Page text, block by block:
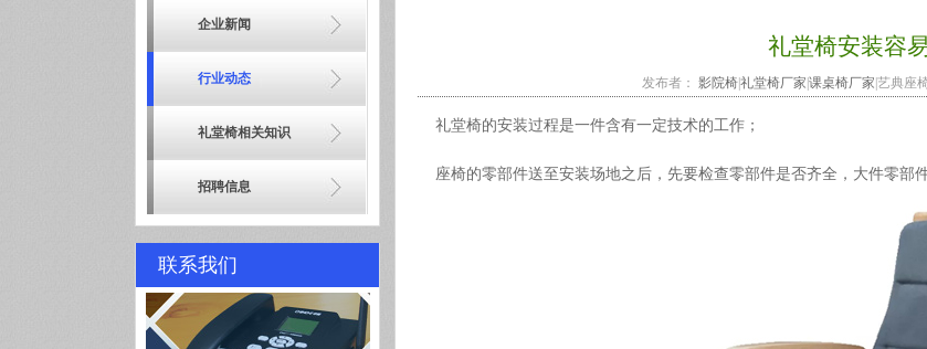
企业新闻
行业动态
礼堂椅相关知识
招聘信息
联系我们
礼堂椅安装容
发布者： 影院椅礼堂椅厂家 课桌椅厂家 |艺典座
礼堂椅的安装过程是一件含有一定技术的工作；
座椅的零部件送至安装场地之后，先要检查零部件是否齐全，大件零部